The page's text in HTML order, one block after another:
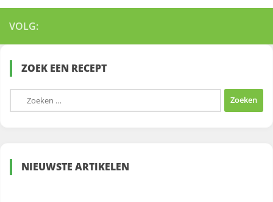
VOLG:
ZOEK EEN RECEPT
Zoeken
naar:
NIEUWSTE ARTIKELEN